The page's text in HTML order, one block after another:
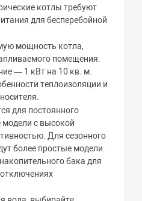
котлы требуют
для бесперебойной
мощность котла,
помещения.
— 1 кВт на 10 кв. м.
теплоизоляции и
для постоянного
модели с высокой
Для сезонного
более простые модели.
бака для